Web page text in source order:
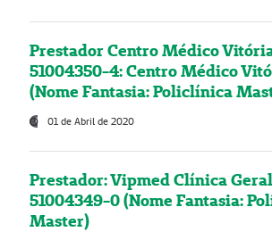
Prestador Centro Médico
51004350-4: Centro Médico
(Nome Fantasia: Policlínica
01 de Abril de 2020
Prestador: Vipmed Clínica
51004349-0 (Nome Fantasia:
Master)